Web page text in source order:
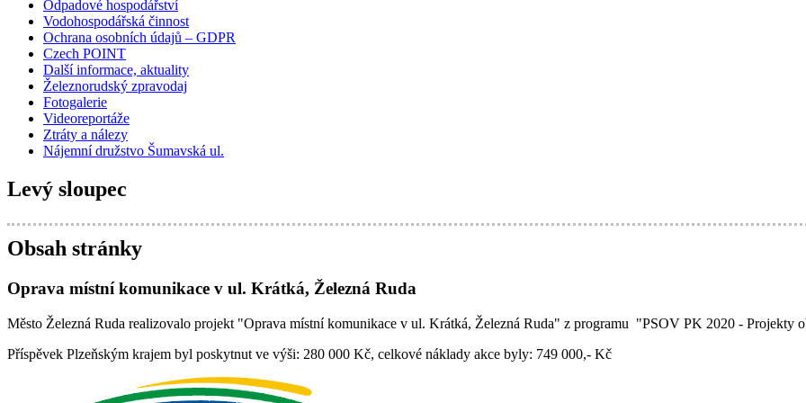
Odpadové hospodářství
Vodohospodářská činnost
Ochrana osobních údajů – GDPR
Czech POINT
Další informace, aktuality
Železnorudský zpravodaj
Fotogalerie
Videoreportáže
Ztráty a nálezy
Nájemní družstvo Šumavská ul.
Levý sloupec
Obsah stránky
Oprava místní komunikace v ul. Krátká, Železná Ruda
Město Železná Ruda realizovalo projekt "Oprava místní komunikace v ul. Krátká, Železná Ruda" z programu "PSOV PK 2020 - Projekty
Příspěvek Plzeňským krajem byl poskytnut ve výši: 280 000 Kč, celkové náklady akce byly: 749 000,- Kč